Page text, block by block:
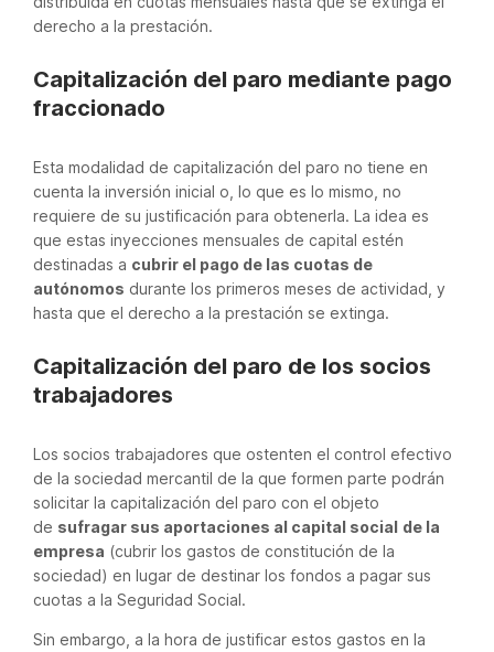
derecho a la prestación.
Capitalización del paro mediante pago
fraccionado
Esta modalidad de capitalización del paro no tiene en
cuenta la inversión inicial o, lo que es lo mismo, no
requiere de su justificación para obtenerla. La idea es
que estas inyecciones mensuales de capital estén
destinadas a cubrir el pago de las cuotas de
autónomos durante los primeros meses de actividad, y
hasta que el derecho a la prestación se extinga.
Capitalización del paro de los socios
trabajadores
Los socios trabajadores que ostenten el control efectivo
de la sociedad mercantil de la que formen parte podrán
solicitar la capitalización del paro con el objeto
de sufragar sus aportaciones al capital social de la
empresa (cubrir los gastos de constitución de la
sociedad) en lugar de destinar los fondos a pagar sus
cuotas a la Seguridad Social.
Sin embargo, a la hora de justificar estos gastos en la